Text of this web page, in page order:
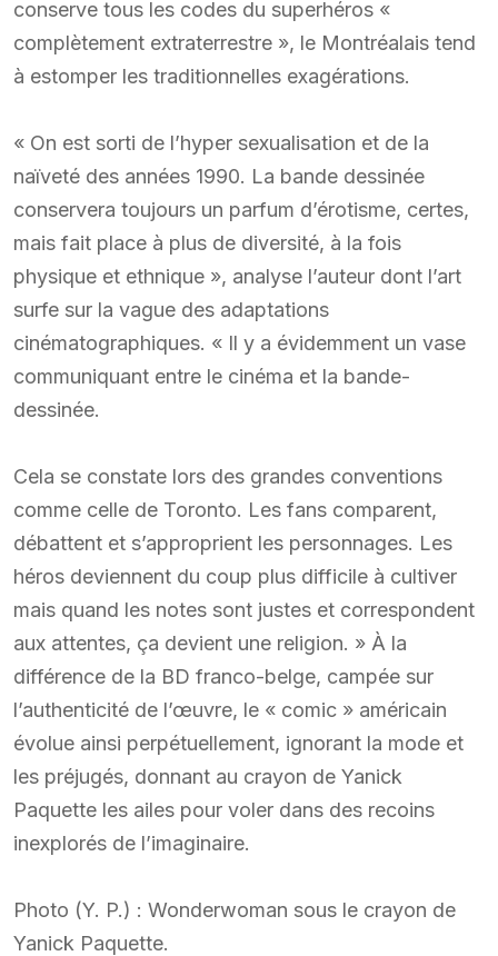
conserve tous les codes du superhéros «
complètement extraterrestre », le Montréalais tend
à estomper les traditionnelles exagérations.
« On est sorti de l’hyper sexualisation et de la
naïveté des années 1990. La bande dessinée
conservera toujours un parfum d’érotisme, certes,
mais fait place à plus de diversité, à la fois
physique et ethnique », analyse l’auteur dont l’art
surfe sur la vague des adaptations
cinématographiques. « Il y a évidemment un vase
communiquant entre le cinéma et la bande-
dessinée.
Cela se constate lors des grandes conventions
comme celle de Toronto. Les fans comparent,
débattent et s’approprient les personnages. Les
héros deviennent du coup plus difficile à cultiver
mais quand les notes sont justes et correspondent
aux attentes, ça devient une religion. » À la
différence de la BD franco-belge, campée sur
l’authenticité de l’œuvre, le « comic » américain
évolue ainsi perpétuellement, ignorant la mode et
les préjugés, donnant au crayon de Yanick
Paquette les ailes pour voler dans des recoins
inexplorés de l’imaginaire.
Photo (Y. P.) : Wonderwoman sous le crayon de
Yanick Paquette.